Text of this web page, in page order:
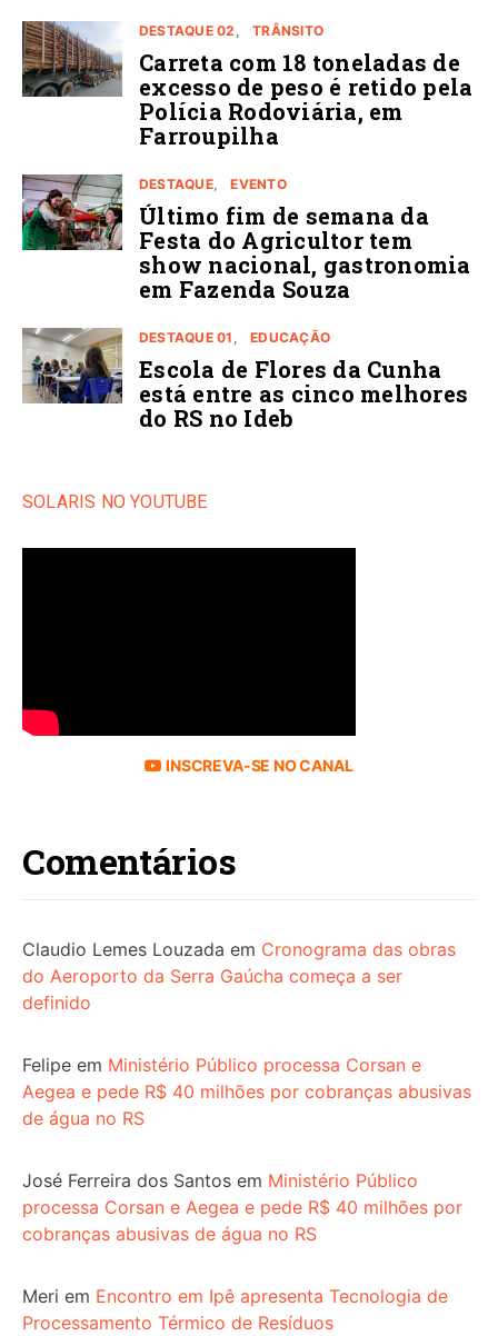
DESTAQUE 02 TRÂNSITO
Carreta com 18 toneladas de
excesso de peso é retido pela
Polícia Rodoviária, em
Farroupilha
DESTAQUE EVENTO
Último fim de semana da
Festa do Agricultor tem
show nacional, gastronomia
em Fazenda Souza
DESTAQUE 01 EDUCAÇÃO
Escola de Flores da Cunha
está entre as cinco melhores
do RS no Ideb
SOLARIS NO YOUTUBE
INSCREVA-SE NO CANAL
Comentários
Claudio Lemes Louzada em Cronograma das obras
do Aeroporto da Serra Gaúcha começa a ser
definido
Felipe em Ministério Público processa Corsan e
Aegea e pede R$ 40 milhões por cobranças abusivas
de água no RS
José Ferreira dos Santos em Ministério Público
processa Corsan e Aegea e pede R$ 40 milhões por
cobranças abusivas de água no RS
Meri em Encontro em Ipê apresenta Tecnologia de
Processamento Térmico de Resíduos